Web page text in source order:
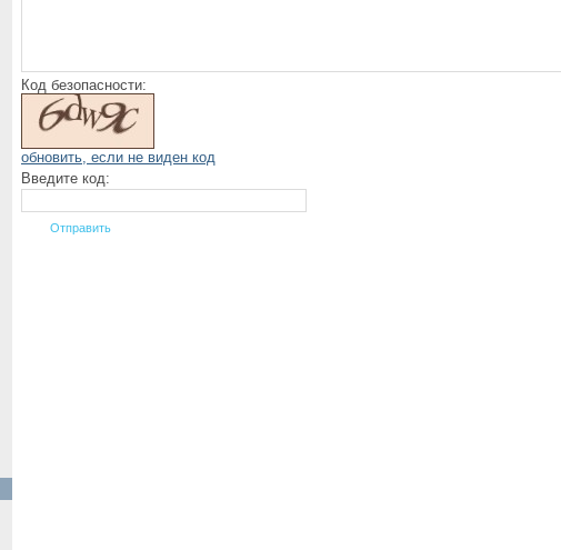
Код безопасности:
обновить, если не виден код
Введите код: